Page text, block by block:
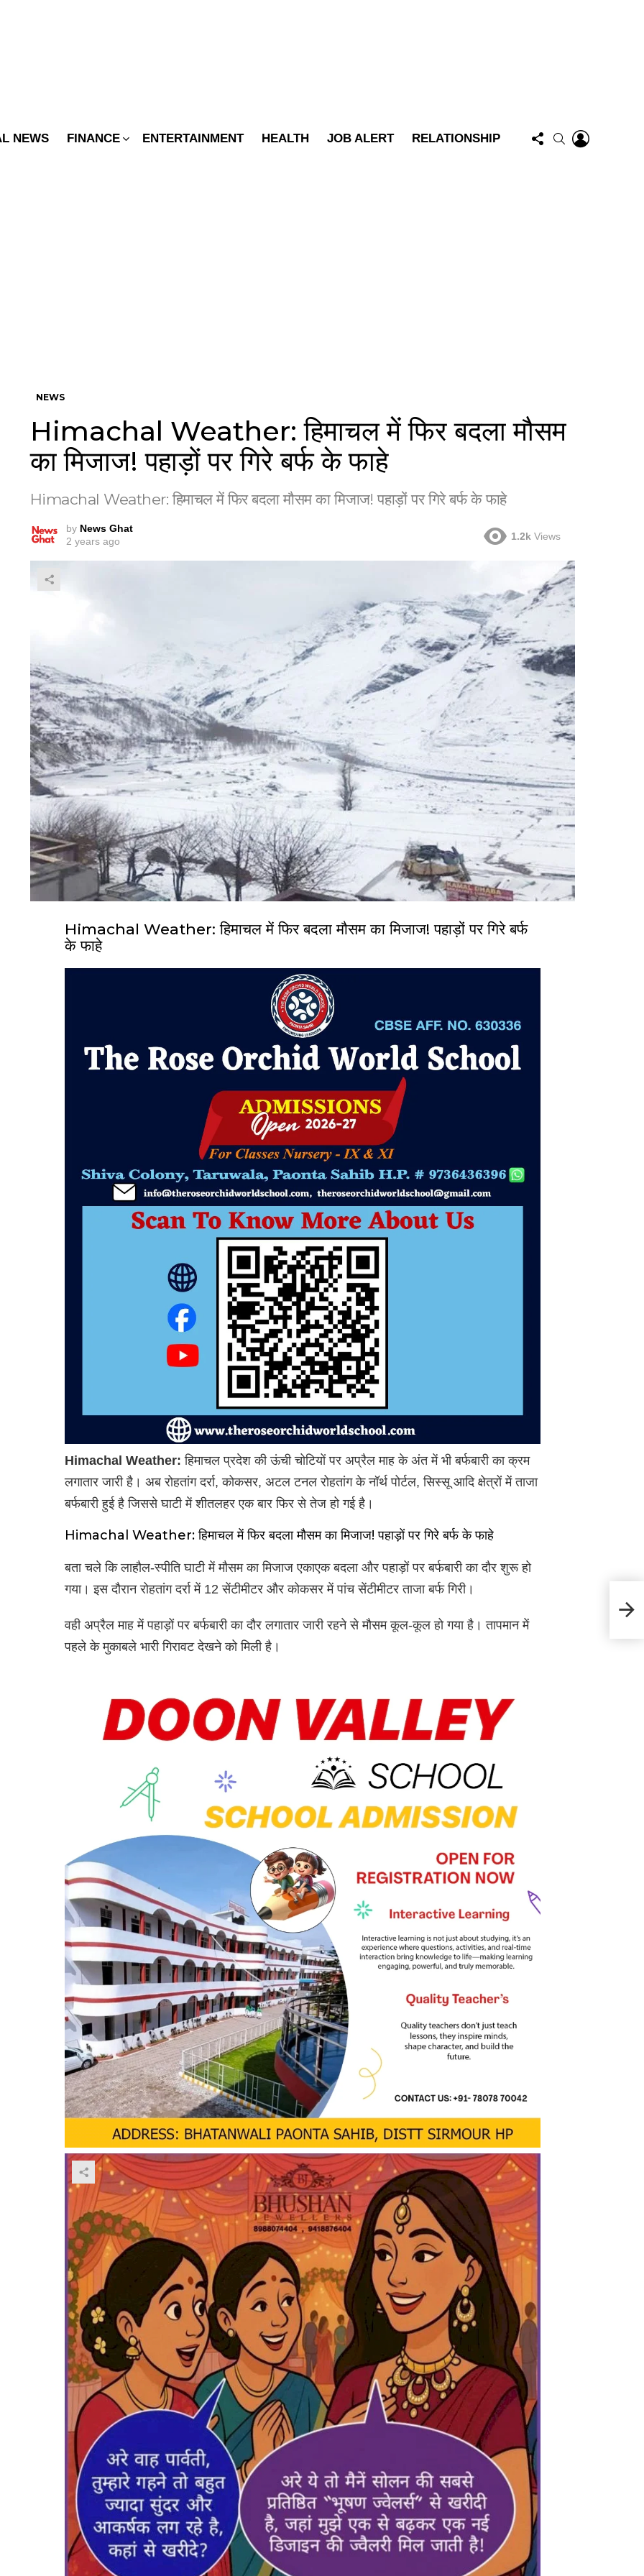
NEWS FINANCE ENTERTAINMENT HEALTH JOB ALERT RELATIONSHIP
FOLLOW
US
SEARCH
NEWS
Himachal Weather: हिमाचल में फिर बदला मौसम
का मिजाज! पहाड़ों पर गिरे बर्फ के फाहे
Himachal Weather: हिमाचल में फिर बदला मौसम का मिजाज! पहाड़ों पर गिरे बर्फ के फाहे
by News Ghat
2 years ago
1.2k Views
Himachal Weather: हिमाचल में फिर बदला मौसम का मिजाज! पहाड़ों पर गिरे बर्फ
के फाहे
Himachal Weather: हिमाचल प्रदेश की ऊंची चोटियों पर अप्रैल माह के अंत में भी बर्फबारी का क्रम
लगातार जारी है। अब रोहतांग दर्रा, कोकसर, अटल टनल रोहतांग के नॉर्थ पोर्टल, सिस्सू आदि क्षेत्रों में ताजा
बर्फबारी हुई है जिससे घाटी में शीतलहर एक बार फिर से तेज हो गई है।
Himachal Weather: हिमाचल में फिर बदला मौसम का मिजाज! पहाड़ों पर गिरे बर्फ के फाहे
बता चले कि लाहौल-स्पीति घाटी में मौसम का मिजाज एकाएक बदला और पहाड़ों पर बर्फबारी का दौर शुरू हो
गया। इस दौरान रोहतांग दर्रा में 12 सेंटीमीटर और कोकसर में पांच सेंटीमीटर ताजा बर्फ गिरी।
वही अप्रैल माह में पहाड़ों पर बर्फबारी का दौर लगातार जारी रहने से मौसम कूल-कूल हो गया है। तापमान में
पहले के मुकाबले भारी गिरावट देखने को मिली है।
के
चुनाव